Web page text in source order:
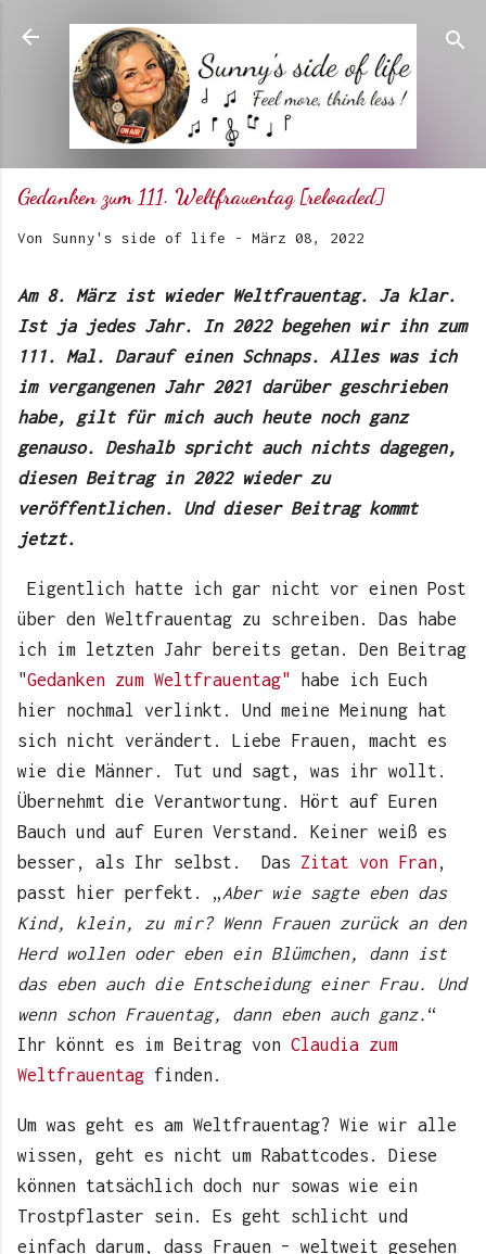
Direkt zum Hauptbereich
Gedanken zum 111. Weltfrauentag [reloaded]
Von Sunny's side of life - März 08, 2022
Am 8. März ist wieder Weltfrauentag. Ja klar.
Ist ja jedes Jahr. In 2022 begehen wir ihn zum
111. Mal. Darauf einen Schnaps. Alles was ich
im vergangenen Jahr 2021 darüber geschrieben
habe, gilt für mich auch heute noch ganz
genauso. Deshalb spricht auch nichts dagegen,
diesen Beitrag in 2022 wieder zu
veröffentlichen. Und dieser Beitrag kommt
jetzt.
Eigentlich hatte ich gar nicht vor einen Post
über den Weltfrauentag zu schreiben. Das habe
ich im letzten Jahr bereits getan. Den Beitrag
"Gedanken zum Weltfrauentag"
habe ich Euch
hier nochmal verlinkt. Und meine Meinung hat
sich nicht verändert. Liebe Frauen, macht es
wie die Männer. Tut und sagt, was ihr wollt.
Übernehmt die Verantwortung. Hört auf Euren
Bauch und auf Euren Verstand. Keiner weiß es
besser, als Ihr selbst. Das Zitat von Fran,
passt hier perfekt. „Aber wie sagte eben das
Kind, klein, zu mir? Wenn Frauen zurück an den
Herd wollen oder eben ein Blümchen, dann ist
das eben auch die Entscheidung einer Frau. Und
wenn schon Frauentag, dann eben auch ganz. “
Ihr könnt es im Beitrag von Claudia zum
Weltfrauentag finden.
Um was geht es am Weltfrauentag? Wie wir alle
wissen, geht es nicht um Rabattcodes. Diese
können tatsächlich doch nur sowas wie ein
Trostpflaster sein. Es geht schlicht und
einfach darum, dass Frauen – weltweit gesehen